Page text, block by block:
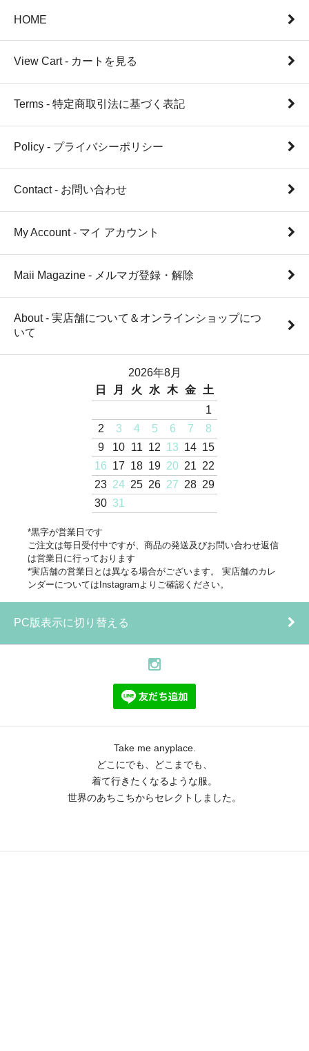
HOME
View Cart - カートを見る
Terms - 特定商取引法に基づく表記
Policy - プライバシーポリシー
Contact - お問い合わせ
My Account - マイ アカウント
Maii Magazine - メルマガ登録・解除
About - 実店舗について＆オンラインショップにつ
いて
2026年8月
日
月 火 水 木 金
土
1
2
3 4 5 6 7
8
9
10 11 12 13 14 15
16 17 18 19 20 21 22
23 24 25 26 27 28 29
30 31
*黒字が営業日です
ご注文は毎日受付中ですが、商品の発送及びお問い合わせ返信
は営業日に行っております
*実店舗の営業日とは異なる場合がございます。 実店舗のカレ
ンダーについてはInstagramよりご確認ください。
PC版表示に切り替える
Take me anyplace.
どこにでも、どこまでも、
着て行きたくなるような服。
世界のあちこちからセレクトしました。